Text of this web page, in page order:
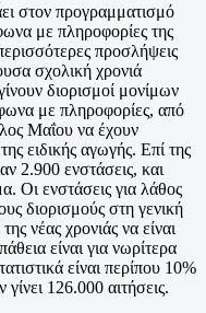
στον προγραμματισμό
με πληροφορίες της
προσλήψεις
σχολική χρονιά
διορισμοί μονίμων
με πληροφορίες, από
Μαΐου να έχουν
ειδικής αγωγής. Επί της
2.900 ενστάσεις, και
Οι ενστάσεις για λάθος
διορισμούς στη γενική
νέας χρονιάς να είναι
είναι για νωρίτερα
είναι περίπου 10%
126.000 αιτήσεις.